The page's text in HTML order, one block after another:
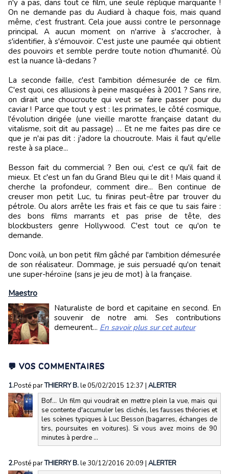
n'y a pas, dans tout ce film, une seule réplique marquante !
On ne demande pas du Audiard à chaque fois, mais quand
même, c'est frustrant. Cela joue aussi contre le personnage
principal. A aucun moment on n'arrive à s'accrocher, à
s'identifier, à s'émouvoir. C'est juste une paumée qui obtient
des pouvoirs et semble perdre toute notion d'humanité. Où
est la nuance là-dedans ?
La seconde faille, c'est l'ambition démesurée de ce film.
C'est quoi, ces allusions à peine masquées à 2001 ? Sans rire,
on dirait une choucroute qui veut se faire passer pour du
caviar ! Parce que tout y est : les primates, le côté cosmique,
l'évolution dirigée (une vieille marotte française datant du
vitalisme, soit dit au passage) … Et ne me faites pas dire ce
que je n'ai pas dit : j'adore la choucroute. Mais il faut qu'elle
reste à sa place...
Besson fait du commercial ? Ben oui, c'est ce qu'il fait de
mieux. Et c'est un fan du Grand Bleu qui le dit ! Mais quand il
cherche la profondeur, comment dire... Ben continue de
creuser mon petit Luc, tu finiras peut-être par trouver du
pétrole. Ou alors arrête les frais et fais ce que tu sais faire :
des bons films marrants et pas prise de tête, des
blockbusters genre Hollywood. C'est tout ce qu'on te
demande.
Donc voilà, un bon petit film gâché par l'ambition démesurée
de son réalisateur. Dommage, je suis persuadé qu'on tenait
une super-héroïne (sans je jeu de mot) à la française.
Maestro
Naturaliste de bord et capitaine en second. En
souvenir de notre ami. Ses contributions
demeurent... En savoir plus sur cet auteur
💬 VOS COMMENTAIRES
1.Posté parTHIERRY B.le 05/02/2015 12:37 | ALERTER
Bof... Un film qui voudrait en mettre plein la vue, mais qui
se contente d'accumuler les clichés, les fausses théories et
les scènes typiques à Luc Besson (bagarres, échanges de
tirs, poursuites en voitures). Si vous avez moins de 90
minutes à perdre ...
2.Posté parTHIERRY B.le 30/12/2016 20:09 | ALERTER